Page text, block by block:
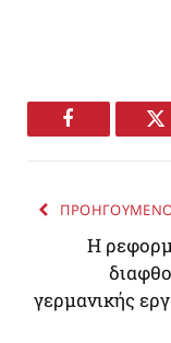
Facebook
Η
γερμανικής